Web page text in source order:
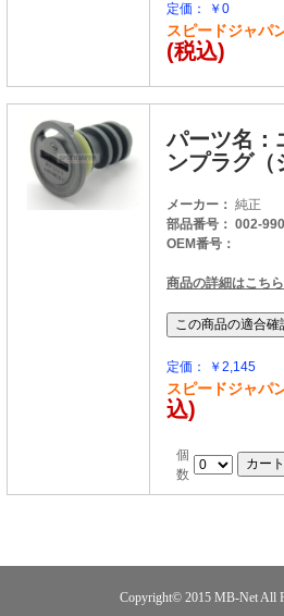
定価： ￥0
スピードジャパ
(税込)
パーツ名：
ンプラグ（
メーカー： 純正
部品番号： 002-
OEM番号：
商品の詳細はこち
定価： ￥2,145
スピードジャパ
込)
個
数
Copyright© 2015 MB-NetAll